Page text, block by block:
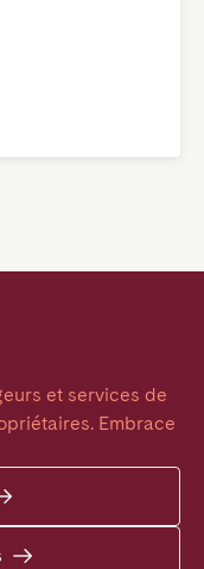
et services de
Embrace